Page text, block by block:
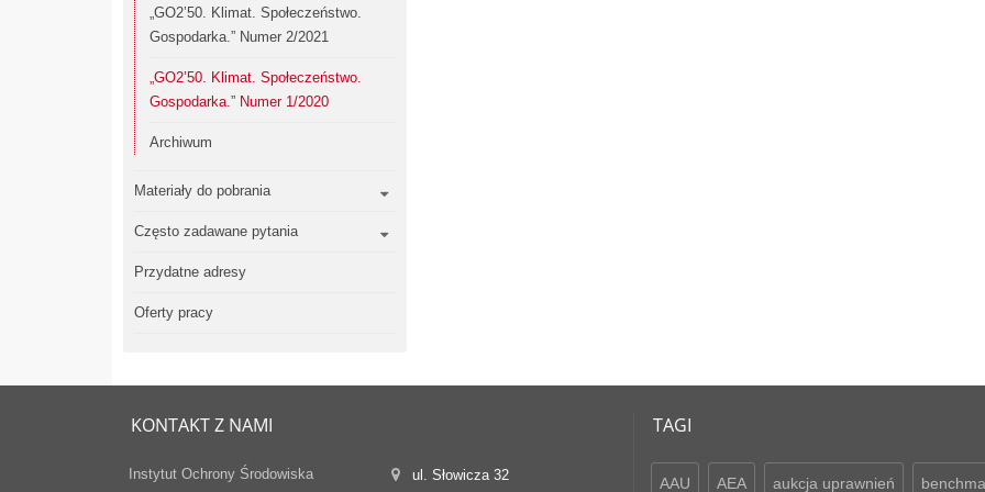
„GO2’50. Klimat. Społeczeństwo.
Gospodarka.” Numer 2/2021
„GO2’50. Klimat. Społeczeństwo.
Gospodarka.” Numer 1/2020
Archiwum
Materiały do pobrania
Często zadawane pytania
Przydatne adresy
Oferty pracy
KONTAKT Z NAMI
Instytut Ochrony Środowiska
ul. Słowicza 32
TAGI
AAU AEA aukcja uprawnień